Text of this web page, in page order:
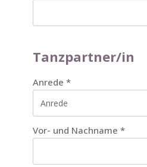
Tanzpartner/in
Anrede *
Vor- und Nachname *